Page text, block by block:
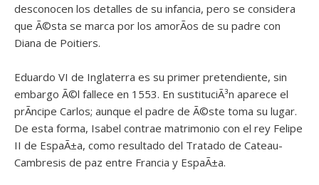
desconocen los detalles de su infancia, pero se considera
que Ã©sta se marca por los amorÃ­os de su padre con
Diana de Poitiers.
Eduardo VI de Inglaterra es su primer pretendiente, sin
embargo Ã©l fallece en 1553. En sustituciÃ³n aparece el
prÃ­ncipe Carlos; aunque el padre de Ã©ste toma su lugar.
De esta forma, Isabel contrae matrimonio con el rey Felipe
II de EspaÃ±a, como resultado del Tratado de Cateau-
Cambresis de paz entre Francia y EspaÃ±a.